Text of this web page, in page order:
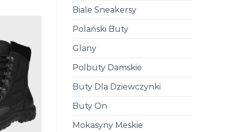
Biale Sneakersy
Polański Buty
Glany
Polbuty Damskie
Buty Dla Dziewczynki
Buty On
Mokasyny Meskie